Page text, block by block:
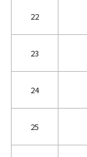
22
23
24
25